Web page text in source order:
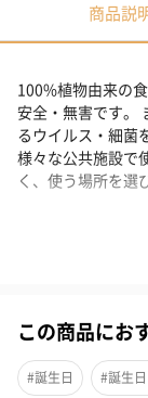
商品説
100%植物由来の
安全・無害です。
るウイルス・細菌
様々な公共施設で
く、使う場所を選
ボタニカル 除
マイサニールーム
無害・無臭です。
アルコールだけで
この商品にお
#誕生日 #誕生